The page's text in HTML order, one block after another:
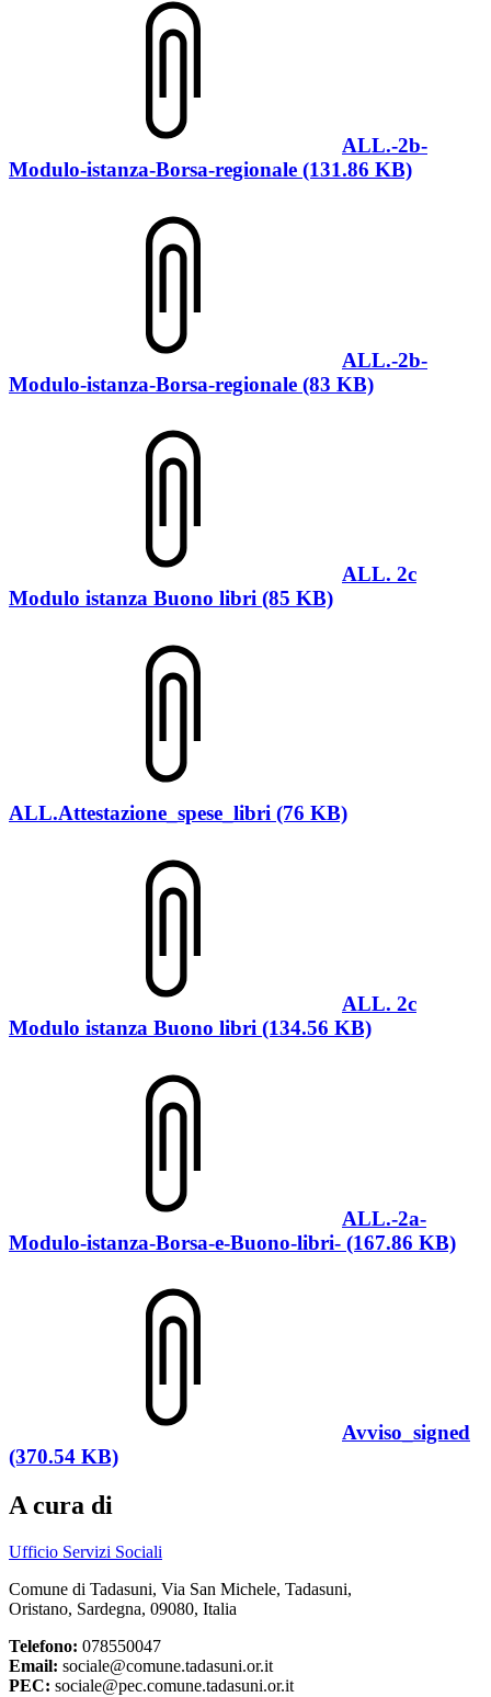
ALL.-2b-
Modulo-istanza-Borsa-regionale (131.86 KB)
ALL.-2b-
Modulo-istanza-Borsa-regionale (83 KB)
ALL. 2c
Modulo istanza Buono libri (85 KB)
ALL.Attestazione_spese_libri (76 KB)
ALL. 2c
Modulo istanza Buono libri (134.56 KB)
ALL.-2a-
Modulo-istanza-Borsa-e-Buono-libri- (167.86 KB)
Avviso_signed
(370.54 KB)
A cura di
Ufficio Servizi Sociali
Comune di Tadasuni, Via San Michele, Tadasuni,
Oristano, Sardegna, 09080, Italia
Telefono: 078550047
Email: sociale@comune.tadasuni.or.it
PEC: sociale@pec.comune.tadasuni.or.it